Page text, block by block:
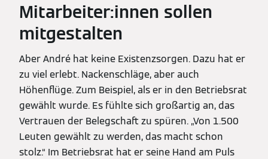
Mitarbeiter:innen sollen
mitgestalten
Aber André hat keine Existenzsorgen. Dazu hat er
zu viel erlebt. Nackenschläge, aber auch
Höhenflüge. Zum Beispiel, als er in den Betriebsrat
gewählt wurde. Es fühlte sich großartig an, das
Vertrauen der Belegschaft zu spüren. „Von 1.500
Leuten gewählt zu werden, das macht schon
stolz.“ Im Betriebsrat hat er seine Hand am Puls